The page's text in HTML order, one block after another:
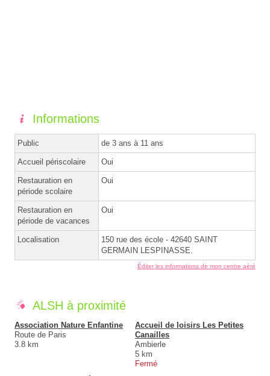
Informations
Public de 3 ans à 11 ans
Accueil périscolaire Oui
Restauration en
période scolaire
Oui
Restauration en
période de vacances
Oui
Localisation
150 rue des école - 42640 SAINT
GERMAIN LESPINASSE.
Éditer les informations de mon centre aéré
ALSH à proximité
Association Nature Enfantine
Route de Paris
3.8 km
Accueil de loisirs Les Petites
Canailles
Ambierle
5 km
Fermé